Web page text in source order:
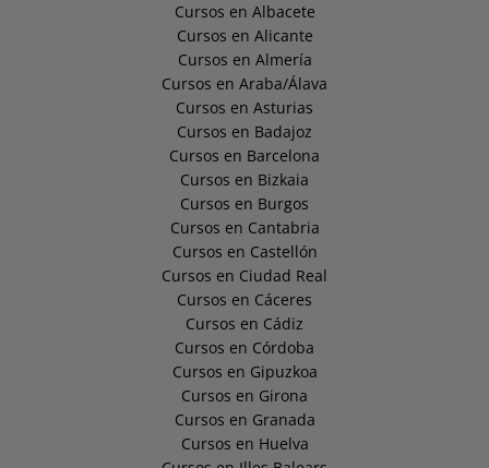
Cursos en Albacete
Cursos en Alicante
Cursos en Almería
Cursos en Araba/Álava
Cursos en Asturias
Cursos en Badajoz
Cursos en Barcelona
Cursos en Bizkaia
Cursos en Burgos
Cursos en Cantabria
Cursos en Castellón
Cursos en Ciudad Real
Cursos en Cáceres
Cursos en Cádiz
Cursos en Córdoba
Cursos en Gipuzkoa
Cursos en Girona
Cursos en Granada
Cursos en Huelva